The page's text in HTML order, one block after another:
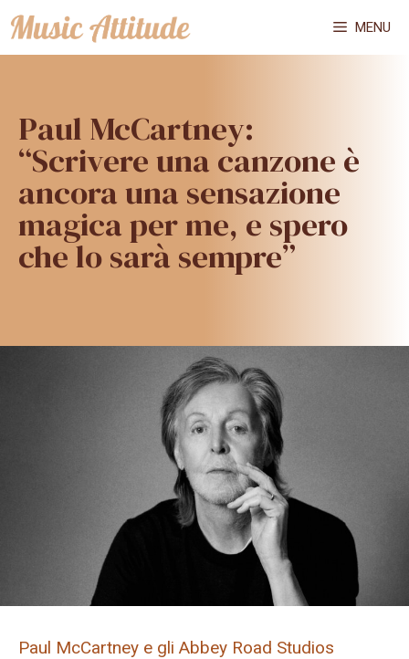
Vai
al
MENU
Paul McCartney:
“Scrivere una canzone è
ancora una sensazione
magica per me, e spero
che lo sarà sempre”
Paul McCartney e gli Abbey Road Studios